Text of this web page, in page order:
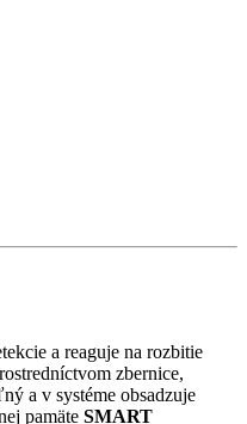
a reaguje na rozbitie
zbernice,
a v systéme obsadzuje
pamäte SMART